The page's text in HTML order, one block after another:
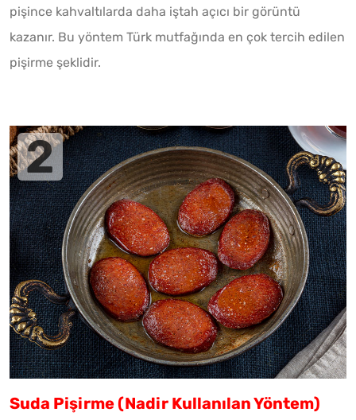
pişince kahvaltılarda daha iştah açıcı bir görüntü
kazanır. Bu yöntem Türk mutfağında en çok tercih edilen
pişirme şeklidir.
Suda Pişirme (Nadir Kullanılan Yöntem)